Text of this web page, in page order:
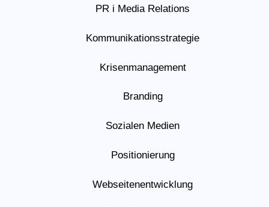
PR i Media Relations
Kommunikationsstrategie
Krisenmanagement
Branding
Sozialen Medien
Positionierung
Webseitenentwicklung